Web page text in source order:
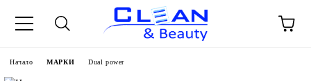
Начало МАРКИ Dual power